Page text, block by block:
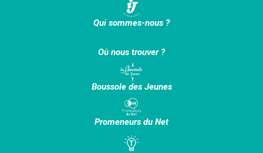
Qui sommes-nous ?
Où nous trouver ?
Boussole des Jeunes
Promeneurs du Net